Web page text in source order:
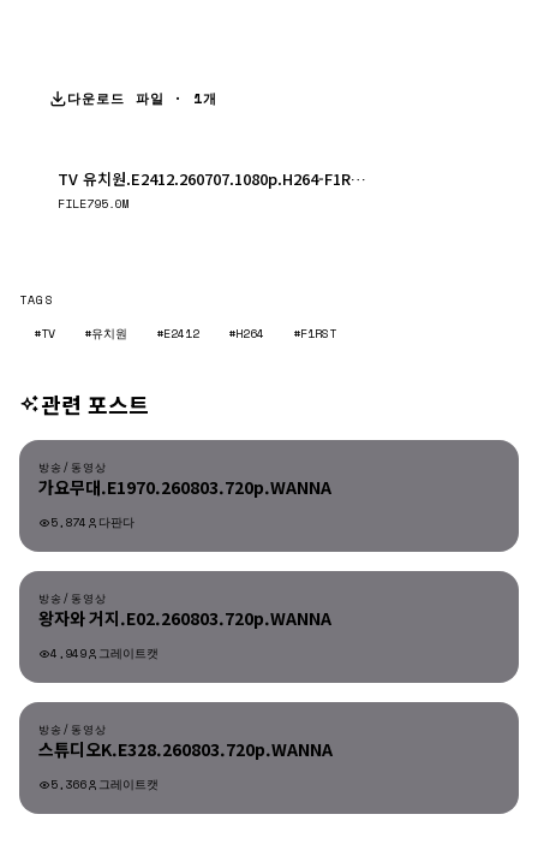
다운로드 파일 · 1개
TV 유치원.E2412.260707.1080p.H264-F1RST.mp4
FILE795.0M
TAGS
#TV
#유치원 #E2412 #H264 #F1RST
관련 포스트
방송/동영상
방송/동영상
가요무대.E1970.260803.720p.WANNA
5,874 다판다
방송/동영상
왕자와 거지.E02.260803.720p.WANNA
4,949 그레이트캣
방송/동영상
스튜디오K.E328.260803.720p.WANNA
5,366 그레이트캣